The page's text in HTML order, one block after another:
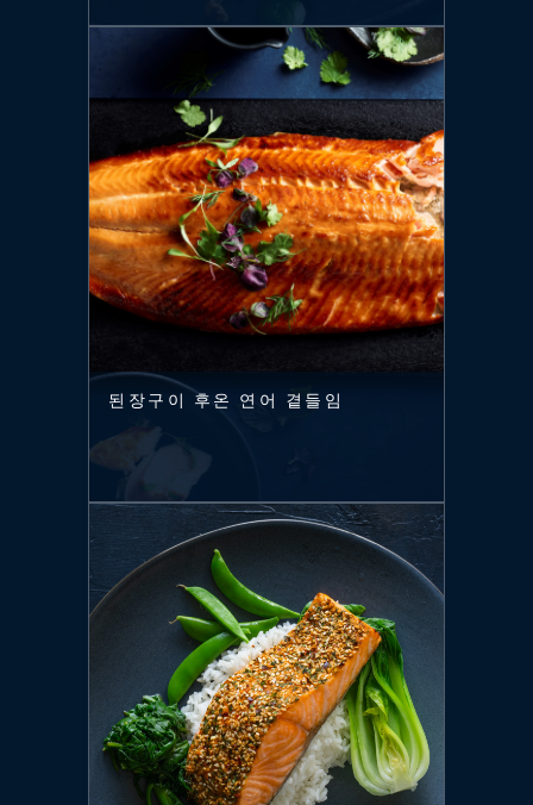
된장구이 후온 연어 곁들임